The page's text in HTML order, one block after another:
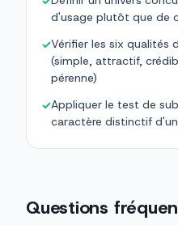
d'usage plutôt que de
✓Vérifier les six qualités
(simple, attractif,
pérenne)
✓Appliquer le test de
caractère distinctif
Questions